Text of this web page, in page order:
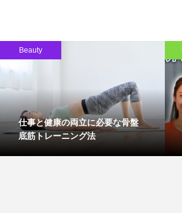
Beauty
仕事と健康の両立に必要な骨盤
底筋トレーニング法